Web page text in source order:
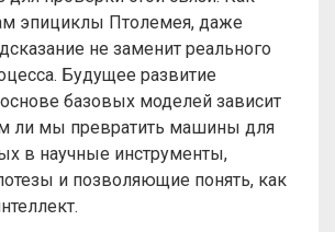
эпициклы Птолемея, даже
не заменит реального
Будущее развитие
базовых моделей зависит
ли мы превратить машины для
в научные инструменты,
и позволяющие понять, как